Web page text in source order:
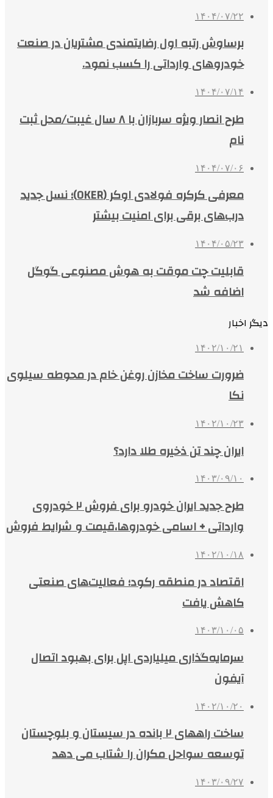
۱۴۰۴/۰۷/۲۲
برساوش رتبه اول رضایتمندی مشتریان در صنعت
خودروهای وارداتی را کسب نمود.
۱۴۰۴/۰۷/۱۴
طرح انصار ویژه سربازان با ۸ سال غیبت/محل ثبت
نام
۱۴۰۴/۰۷/۰۶
معرفی کرکره فولادی اوکر (OKER)؛ نسل جدید
درب‌های برقی برای امنیت بیشتر
۱۴۰۴/۰۵/۲۳
قابلیت چت موقت به هوش مصنوعی گوگل
اضافه شد
دیگر اخبار
۱۴۰۲/۱۰/۲۱
ضرورت ساخت مخازن روغن خام در محوطه سیلوی
نکا
۱۴۰۲/۱۰/۲۳
ایران چند تن ذخیره طلا دارد؟
۱۴۰۳/۰۹/۱۰
طرح جدید ایران خودرو برای فروش ۲ خودروی
وارداتی + اسامی خودروها،قیمت و شرایط فروش
۱۴۰۲/۱۰/۱۸
اقتصاد در منطقه رکود؛ فعالیت‌های صنعتی
کاهش یافت
۱۴۰۳/۱۰/۰۵
سرمایه‌گذاری میلیاردی اپل برای بهبود اتصال
آیفون
۱۴۰۲/۱۰/۲۰
ساخت راههای ۲ بانده در سیستان و بلوچستان
توسعه سواحل مکران را شتاب می دهد
۱۴۰۳/۰۹/۲۷